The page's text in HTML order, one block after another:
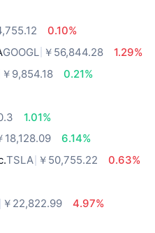
0.10%
GOOGL ￥56,844.28
1.29%
￥9,854.18
0.21%
1.01%
18,128.09
6.14%
TSLA ￥50,755.22
0.63%
￥22,822.99
4.97%